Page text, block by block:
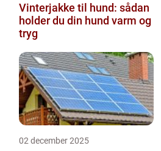
Vinterjakke til hund: sådan
holder du din hund varm og
tryg
02 december 2025